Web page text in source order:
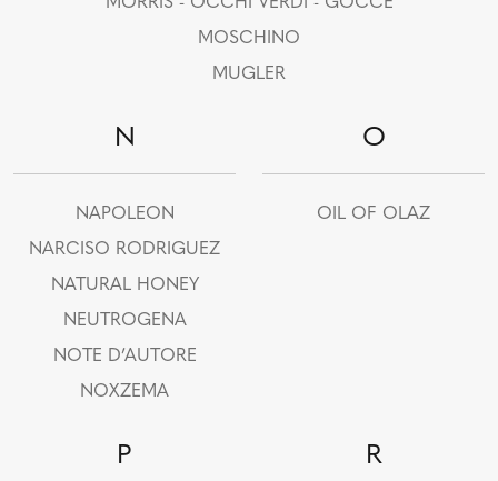
MOSCHINO
MUGLER
N
NAPOLEON
NARCISO RODRIGUEZ
NATURAL HONEY
NEUTROGENA
NOTE D’AUTORE
NOXZEMA
O
OIL OF OLAZ
P R